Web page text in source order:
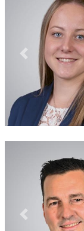
Previous
Previous